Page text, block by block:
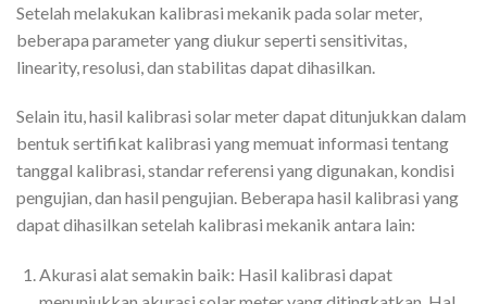
Setelah melakukan kalibrasi mekanik pada solar meter,
beberapa parameter yang diukur seperti sensitivitas,
linearity, resolusi, dan stabilitas dapat dihasilkan.
Selain itu, hasil kalibrasi solar meter dapat ditunjukkan dalam
bentuk sertifikat kalibrasi yang memuat informasi tentang
tanggal kalibrasi, standar referensi yang digunakan, kondisi
pengujian, dan hasil pengujian. Beberapa hasil kalibrasi yang
dapat dihasilkan setelah kalibrasi mekanik antara lain:
Akurasi alat semakin baik: Hasil kalibrasi dapat